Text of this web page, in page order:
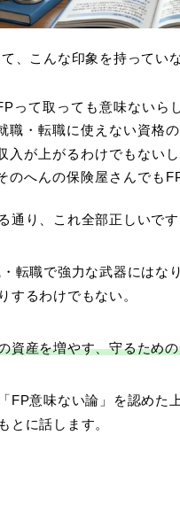
、こんな印象を持ってい
って取っても意味ないら
職・転職に使えない資格の
収入が上がるわけでもない
のへんの保険屋さんでも
通り、これ全部正しいです
転職で強力な武器にはな
するわけでもない。
資産を増やす、守るため
FP意味ない論」を認めた
とに話します。